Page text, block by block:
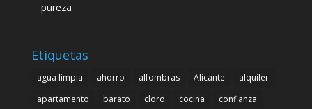
pureza
Etiquetas
agua limpia ahorro alfombras Alicante
alquiler
apartamento
barato cloro cocina
confianza